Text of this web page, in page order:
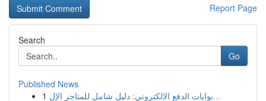
Report Page
Search
Go
Published News
1
بوابات الدفع الإلكتروني: دليل شامل للمتاجر الإل...